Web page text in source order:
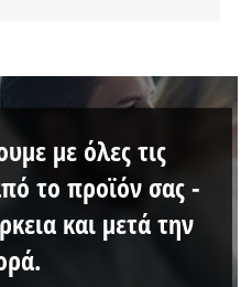
με όλες τις
το προϊόν σας -
και μετά την